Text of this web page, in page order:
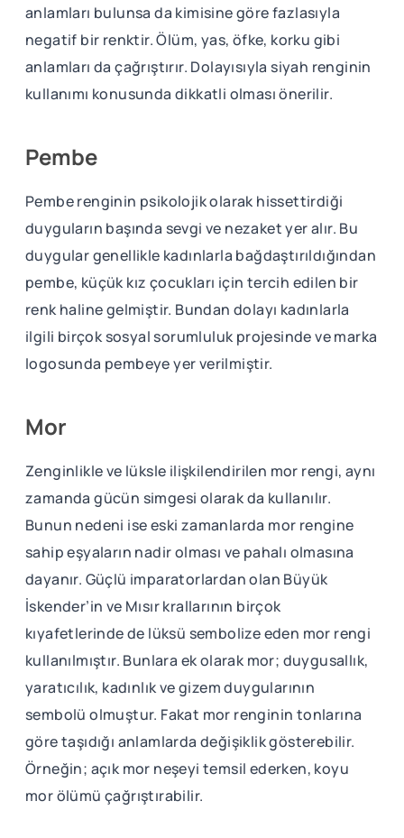
anlamları bulunsa da kimisine göre fazlasıyla
negatif bir renktir. Ölüm, yas, öfke, korku gibi
anlamları da çağrıştırır. Dolayısıyla siyah renginin
kullanımı konusunda dikkatli olması önerilir.
Pembe
Pembe renginin psikolojik olarak hissettirdiği
duyguların başında sevgi ve nezaket yer alır. Bu
duygular genellikle kadınlarla bağdaştırıldığından
pembe, küçük kız çocukları için tercih edilen bir
renk haline gelmiştir. Bundan dolayı kadınlarla
ilgili birçok sosyal sorumluluk projesinde ve marka
logosunda pembeye yer verilmiştir.
Mor
Zenginlikle ve lüksle ilişkilendirilen mor rengi, aynı
zamanda gücün simgesi olarak da kullanılır.
Bunun nedeni ise eski zamanlarda mor rengine
sahip eşyaların nadir olması ve pahalı olmasına
dayanır. Güçlü imparatorlardan olan Büyük
İskender’in ve Mısır krallarının birçok
kıyafetlerinde de lüksü sembolize eden mor rengi
kullanılmıştır. Bunlara ek olarak mor; duygusallık,
yaratıcılık, kadınlık ve gizem duygularının
sembolü olmuştur. Fakat mor renginin tonlarına
göre taşıdığı anlamlarda değişiklik gösterebilir.
Örneğin; açık mor neşeyi temsil ederken, koyu
mor ölümü çağrıştırabilir.